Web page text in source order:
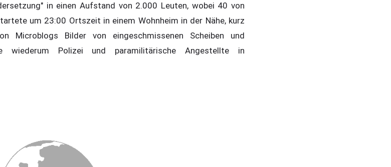
in einen Aufstand von 2.000 Leuten, wobei 40 von
um 23:00 Ortszeit in einem Wohnheim in der Nähe, kurz
Microblogs Bilder von eingeschmissenen Scheiben und
wiederum Polizei und paramilitärische Angestellte in